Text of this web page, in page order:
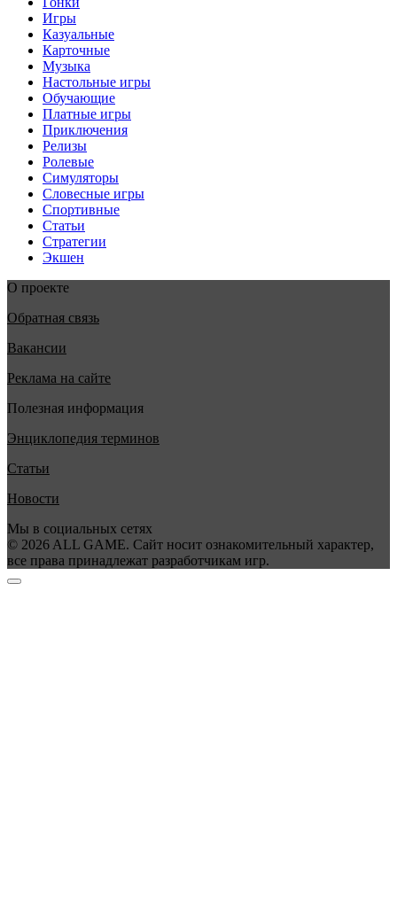
Игры
Казуальные
Карточные
Музыка
Настольные игры
Обучающие
Платные игры
Приключения
Релизы
Ролевые
Симуляторы
Словесные игры
Спортивные
Статьи
Стратегии
Экшен
О проекте
Обратная связь
Вакансии
Реклама на сайте
Полезная информация
Энциклопедия терминов
Статьи
Новости
Мы в социальных сетях
© 2026 ALL GAME. Сайт носит ознакомительный характер,
все права принадлежат разработчикам игр.